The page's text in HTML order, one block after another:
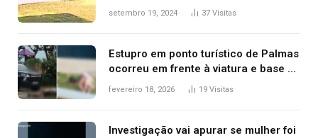
durante confusão no trânsito
setembro 19, 2024 37 Visitas
Estupro em ponto turístico de Palmas
ocorreu em frente à viatura e base de
segurança; polícia investiga
fevereiro 18, 2026 19 Visitas
Investigação vai apurar se mulher foi